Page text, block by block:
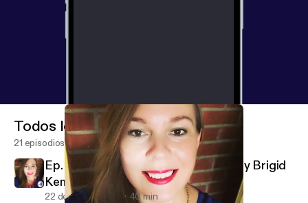
Todos los episodios
21 episodios
Ep. 19 A Curse So Dark and Lonely by Brigid
Kemmerer
22 de sep de 2019 40 min